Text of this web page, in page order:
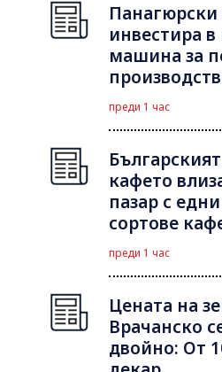
Панагюрски
инвестира
машина за
преди 1 час
кафето
пазар с
сортове
преди 1 час
Цената на
Врачанско
двойно: От